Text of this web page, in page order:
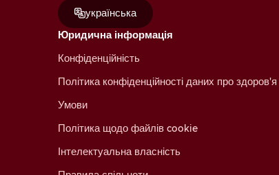
українська
Юридична інформація
Конфіденційність
Політика конфіденційності даних про
Умови
Політика щодо файлів cookie
Інтелектуальна власність